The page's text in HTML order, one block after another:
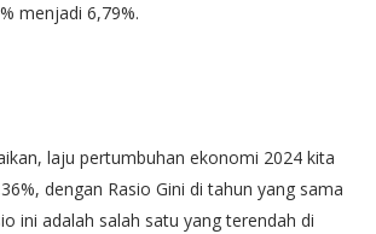
menjadi 6,79%.
laju pertumbuhan ekonomi 2024 kita
dengan Rasio Gini di tahun yang sama
ini adalah salah satu yang terendah di